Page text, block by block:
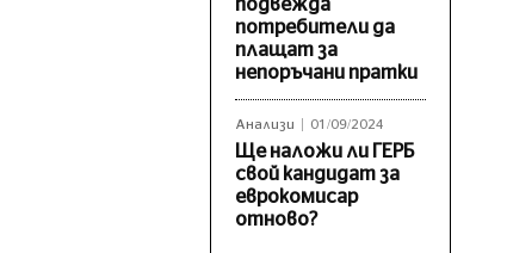
подвежда
потребители да
плащат за
непоръчани пратки
Анализи 01/09/2024
Ще наложи ли ГЕРБ
свой кандидат за
еврокомисар
отново?